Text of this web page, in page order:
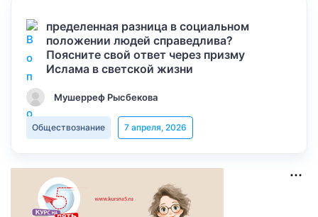
пределенная разница в социальном
положении людей справедлива?
Поясните свой ответ через призму
Ислама в светской жизни
Мушерреф Рысбекова
Обществознание 7 апреля, 2026